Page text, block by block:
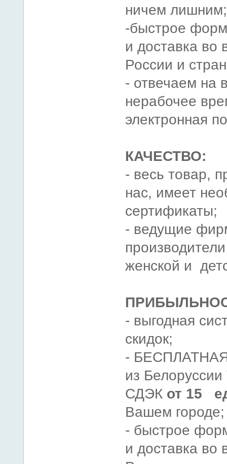
ничем лишним;
-быстрое
и доставка во
России и
- отвечаем на
нерабочее
электронная
КАЧЕСТВО:
- весь товар,
нас, имеет
сертификаты;
- ведущие
женской и
- выгодная
скидок;
-
из
СДЭК от 15
Вашем городе;
- быстрое
и доставка во